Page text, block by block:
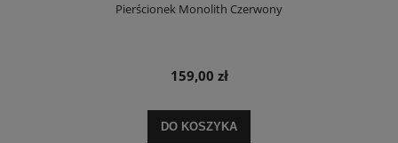
Pierścionek Monolith Czerwony
159,00 zł
DO KOSZYKA